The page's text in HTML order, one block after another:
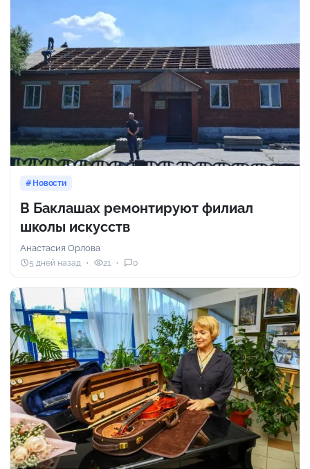
Новости
В Баклашах ремонтируют филиал
школы искусств
Анастасия Орлова
5 дней назад 21 0